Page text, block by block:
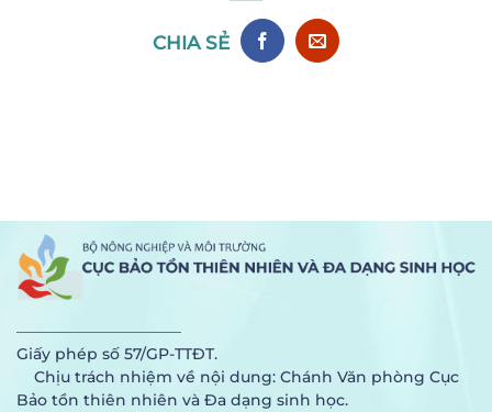
CHIA SẺ
Giấy phép số 57/GP-TTĐT.
Chịu trách nhiệm về nội dung: Chánh Văn phòng Cục
Bảo tồn thiên nhiên và Đa dạng sinh học.